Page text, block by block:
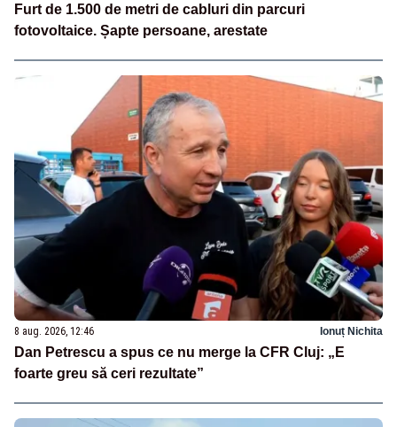
Furt de 1.500 de metri de cabluri din parcuri
fotovoltaice. Șapte persoane, arestate
8 aug. 2026, 12:46 Ionuț Nichita
Dan Petrescu a spus ce nu merge la CFR Cluj: „E
foarte greu să ceri rezultate”